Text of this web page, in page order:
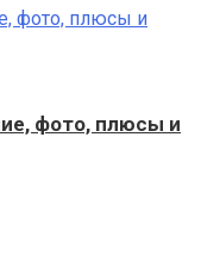
фото, плюсы и